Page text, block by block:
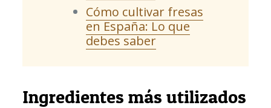
Cómo cultivar fresas
en España: Lo que
debes saber
Ingredientes más utilizados